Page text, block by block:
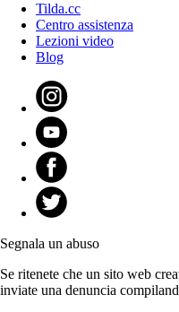
Tilda.cc
Centro assistenza
Lezioni video
Blog
Segnala un abuso
Se ritenete che un sito web
inviate una denuncia